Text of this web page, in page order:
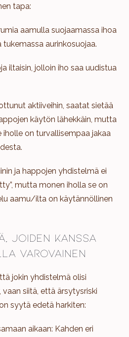
tapa:
aamulla suojaamassa ihoa
aurinkosuojaa.
iltaisin, jolloin iho saa uudistua
aktiiveihin, saatat sietää
käytön lähekkäin, mutta
on turvallisempaa jakaa
ja happojen yhdistelmä ei
mutta monen iholla se on
aamu/ilta on käytännöllinen
joiden kanssa
varovainen
jokin yhdistelmä olisi
siitä, että ärsytysriski
syytä edetä harkiten:
aikaan: Kahden eri